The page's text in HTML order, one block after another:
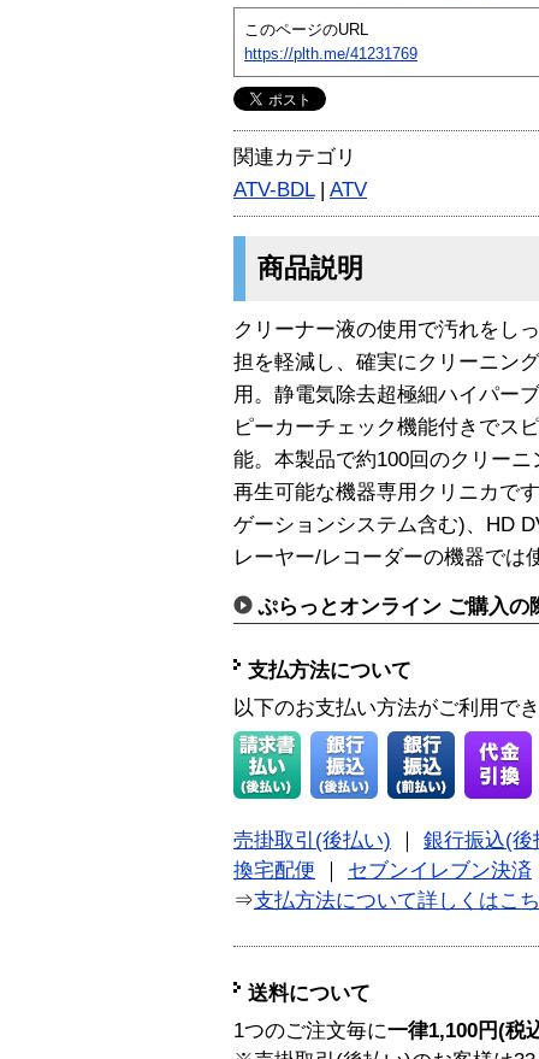
このページのURL
https://plth.me/41231769
関連カテゴリ
ATV-BDL| ATV
商品説明
クリーナー液の使用で汚れをし
担を軽減し、確実にクリーニン
用。静電気除去超極細ハイパー
ピーカーチェック機能付きでス
能。本製品で約100回のクリー
再生可能な機器専用クリニカで
ゲーションシステム含む)、HD
レーヤー/レコーダーの機器では
ぷらっとオンライン ご購入の
支払方法について
以下のお支払い方法がご利用で
売掛取引(後払い)
銀行振込(後
換宅配便
セブンイレブン決済
⇒支払方法について詳しくはこ
送料について
1つのご注文毎に一律1,100円(税